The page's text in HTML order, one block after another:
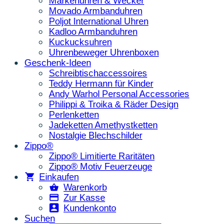
Movado Armbanduhren
Poljot International Uhren
Kadloo Armbanduhren
Kuckucksuhren
Uhrenbeweger Uhrenboxen
Geschenk-Ideen
Schreibtischaccessoires
Teddy Hermann für Kinder
Andy Warhol Personal Accessories
Philippi & Troika & Räder Design
Perlenketten
Jadeketten Amethystketten
Nostalgie Blechschilder
Zippo®
Zippo® Limitierte Raritäten
Zippo® Motiv Feuerzeuge
Einkaufen
Warenkorb
Zur Kasse
Kundenkonto
Suchen